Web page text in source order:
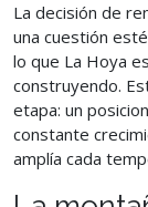
La decisión de
una cuestión
lo que La Hoya
construyendo.
etapa: un
constante
amplía cada